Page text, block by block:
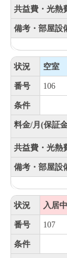
共益費・光熱
備考・部屋設
状況 空室
番号 106
条件
料金/月(保証
共益費・光熱
備考・部屋設
状況 入居中
番号 107
条件